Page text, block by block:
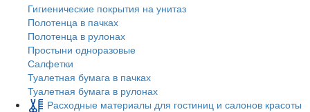
Гигиенические покрытия на унитаз
Полотенца в пачках
Полотенца в рулонах
Простыни одноразовые
Салфетки
Туалетная бумага в пачках
Туалетная бумага в рулонах
Расходные материалы для гостиниц и салонов красоты